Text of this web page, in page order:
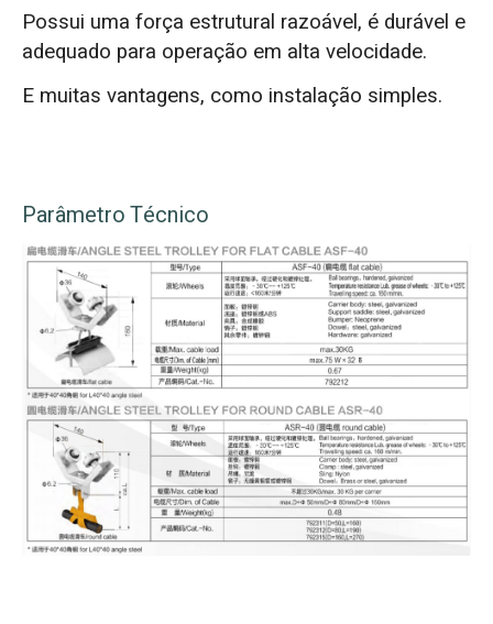
Possui uma força estrutural razoável, é durável e
adequado para operação em alta velocidade.
E muitas vantagens, como instalação simples.
Parâmetro Técnico